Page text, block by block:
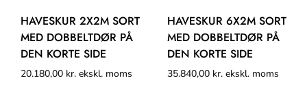
HAVESKUR 2X2M SORT
MED DOBBELTDØR PÅ
DEN KORTE SIDE
20.180,00 kr. ekskl. moms
HAVESKUR 6X2M SORT
MED DOBBELTDØR PÅ
DEN KORTE SIDE
35.840,00 kr. ekskl. moms